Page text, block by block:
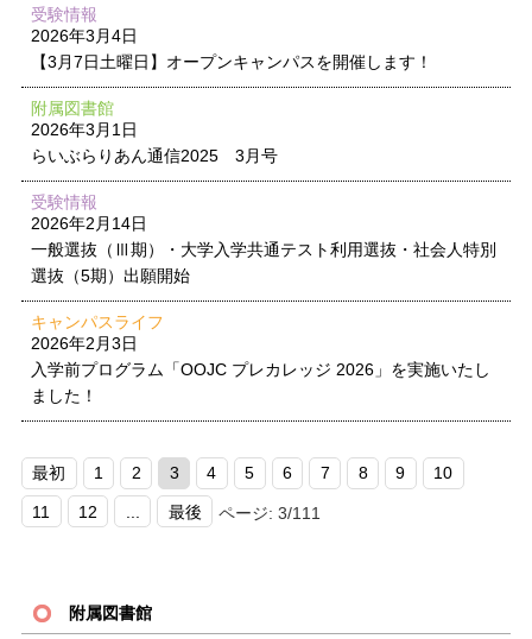
受験情報
2026年3月4日
【3月7日土曜日】オープンキャンパスを開催します！
附属図書館
2026年3月1日
らいぶらりあん通信2025 3月号
受験情報
2026年2月14日
一般選抜（Ⅲ期）・大学入学共通テスト利用選抜・社会人特別
選抜（5期）出願開始
キャンパスライフ
2026年2月3日
入学前プログラム「OOJC プレカレッジ 2026」を実施いたし
ました！
最初 1 2 3 4 5 6 7 8 9 10
11 12 最後 ページ: 3/111
附属図書館